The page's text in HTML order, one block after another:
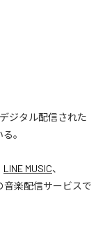
ジタル配信された
。
LINE MUSIC、
音楽配信サービスで